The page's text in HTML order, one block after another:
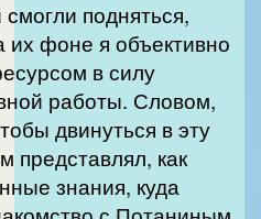
подняться,
фоне я объективно
в силу
работы. Словом,
двинуться в эту
представлял, как
знания, куда